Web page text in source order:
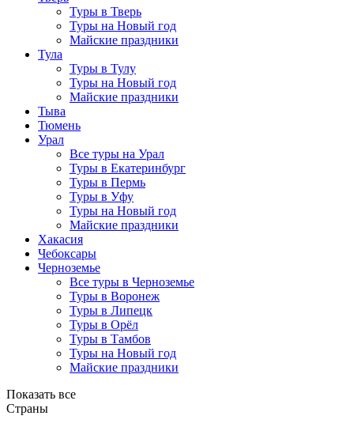
Туры в Тверь
Туры на Новый год
Майские праздники
Тула
Туры в Тулу
Туры на Новый год
Майские праздники
Тыва
Тюмень
Урал
Все туры на Урал
Туры в Екатеринбург
Туры в Пермь
Туры в Уфу
Туры на Новый год
Майские праздники
Хакасия
Чебоксары
Черноземье
Все туры в Черноземье
Туры в Воронеж
Туры в Липецк
Туры в Орёл
Туры в Тамбов
Туры на Новый год
Майские праздники
Показать все
Страны